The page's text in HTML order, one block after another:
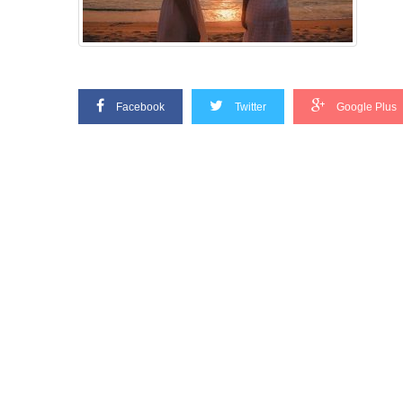
Facebook Twitter Google Plus